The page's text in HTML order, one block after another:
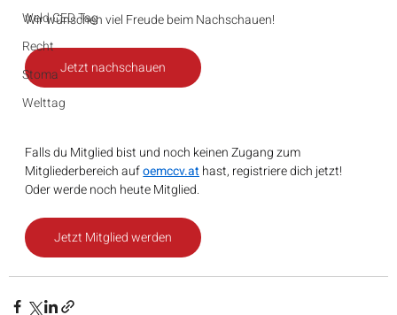
Weld CED Tag
Recht
Stoma
Welttag
Wir wünschen viel Freude beim Nachschauen!
Jetzt nachschauen
Falls du Mitglied bist und noch keinen Zugang zum
Mitgliederbereich auf oemccv.at hast, registriere dich jetzt!
Oder werde noch heute Mitglied.
Jetzt Mitglied werden